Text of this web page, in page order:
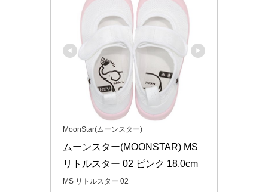
MoonStar(ムーンスター)
ムーンスター(MOONSTAR) MS
リトルスター 02 ピンク 18.0cm
MS リトルスター 02